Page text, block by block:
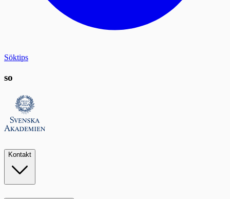
Söktips
so
Kontakt